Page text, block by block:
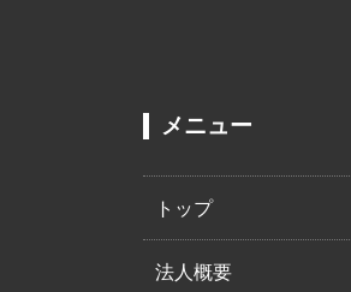
メニュー
トップ
法人概要